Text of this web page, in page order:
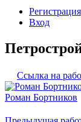
Регистрация
Вход
Ссылка на
Роман Бортников